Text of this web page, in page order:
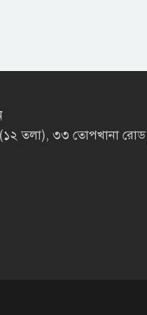
(১২ তলা), ৩৩ তোপখানা